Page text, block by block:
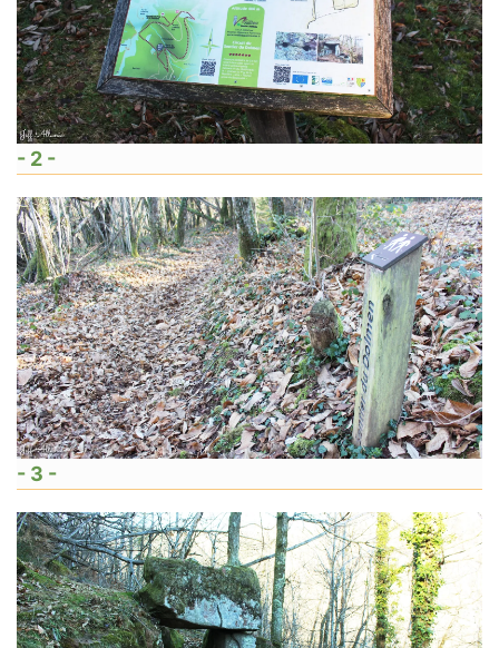
- 2 -
- 3 -